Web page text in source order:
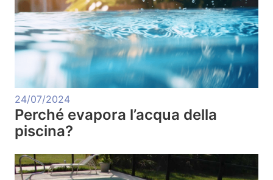
24/07/2024
Perché evapora l’acqua della
piscina?